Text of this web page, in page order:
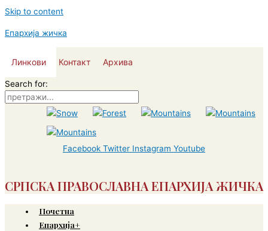
Skip to content
Епархија жичка
Линкови Контакт Архива
Search for:
Facebook Twitter Instagram Youtube
СРПСКА ПРАВОСЛАВНА ЕПАРХИЈА ЖИЧКА
Почетна
Епархија+